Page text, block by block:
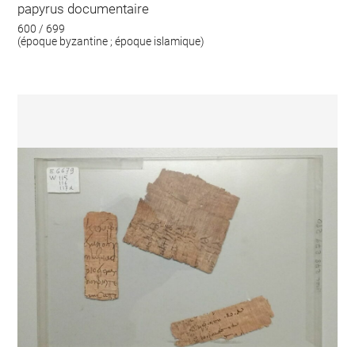
papyrus documentaire
600 / 699
(époque byzantine ; époque islamique)